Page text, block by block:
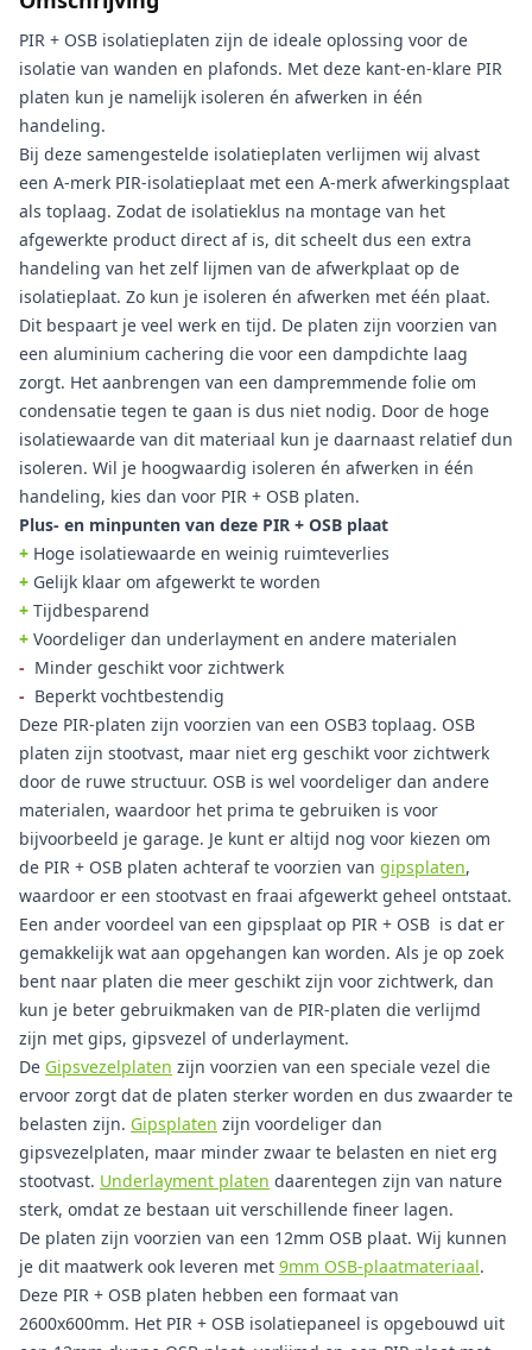
PIR + OSB isolatieplaten zijn de ideale oplossing voor de
isolatie van wanden en plafonds. Met deze kant-en-klare PIR
platen kun je namelijk isoleren én afwerken in één
handeling.
Bij deze samengestelde isolatieplaten verlijmen wij alvast
een A-merk PIR-isolatieplaat met een A-merk afwerkingsplaat
als toplaag. Zodat de isolatieklus na montage van het
afgewerkte product direct af is, dit scheelt dus een extra
handeling van het zelf lijmen van de afwerkplaat op de
isolatieplaat. Zo kun je isoleren én afwerken met één plaat.
Dit bespaart je veel werk en tijd. De platen zijn voorzien van
een aluminium cachering die voor een dampdichte laag
zorgt. Het aanbrengen van een dampremmende folie om
condensatie tegen te gaan is dus niet nodig. Door de hoge
isolatiewaarde van dit materiaal kun je daarnaast relatief dun
isoleren. Wil je hoogwaardig isoleren én afwerken in één
handeling, kies dan voor PIR + OSB platen.
Plus- en minpunten van deze PIR + OSB plaat
+ Hoge isolatiewaarde en weinig ruimteverlies
+ Gelijk klaar om afgewerkt te worden
+ Tijdbesparend
+ Voordeliger dan underlayment en andere materialen
- Minder geschikt voor zichtwerk
- Beperkt vochtbestendig
Deze PIR-platen zijn voorzien van een OSB3 toplaag. OSB
platen zijn stootvast, maar niet erg geschikt voor zichtwerk
door de ruwe structuur. OSB is wel voordeliger dan andere
materialen, waardoor het prima te gebruiken is voor
bijvoorbeeld je garage. Je kunt er altijd nog voor kiezen om
de PIR + OSB platen achteraf te voorzien van gipsplaten,
waardoor er een stootvast en fraai afgewerkt geheel ontstaat.
Een ander voordeel van een gipsplaat op PIR + OSB is dat er
gemakkelijk wat aan opgehangen kan worden. Als je op zoek
bent naar platen die meer geschikt zijn voor zichtwerk, dan
kun je beter gebruikmaken van de PIR-platen die verlijmd
zijn met gips, gipsvezel of underlayment.
De Gipsvezelplaten zijn voorzien van een speciale vezel die
ervoor zorgt dat de platen sterker worden en dus zwaarder te
belasten zijn. Gipsplaten zijn voordeliger dan
gipsvezelplaten, maar minder zwaar te belasten en niet erg
stootvast. Underlayment platen daarentegen zijn van nature
sterk, omdat ze bestaan uit verschillende fineer lagen.
De platen zijn voorzien van een 12mm OSB plaat. Wij kunnen
je dit maatwerk ook leveren met 9mm OSB-plaatmateriaal.
Deze PIR + OSB platen hebben een formaat van
2600x600mm. Het PIR + OSB isolatiepaneel is opgebouwd uit